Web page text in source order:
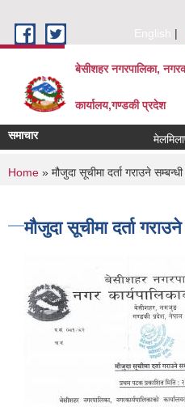
English
बेसीशहर नगरपालिका,
कार्यालय,गण्डकी प्रदेश
समाचार
You are here
Home » मौजुदा सूचीमा दर्ता गराउने
मौजुदा सूचीमा दर्ता